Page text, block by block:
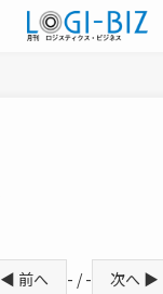
◀ 前へ - / - 次へ ▶